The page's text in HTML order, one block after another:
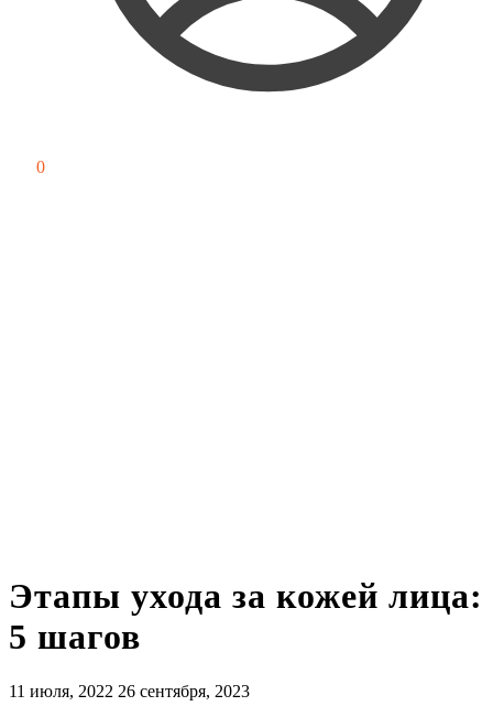
0
Этапы ухода за кожей лица:
5 шагов
11 июля, 2022 26 сентября, 2023